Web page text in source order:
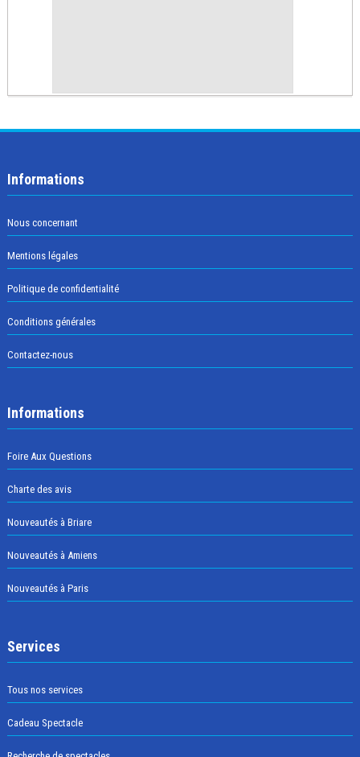
Informations
Nous concernant
Mentions légales
Politique de confidentialité
Conditions générales
Contactez-nous
Informations
Foire Aux Questions
Charte des avis
Nouveautés à Briare
Nouveautés à Amiens
Nouveautés à Paris
Services
Tous nos services
Cadeau Spectacle